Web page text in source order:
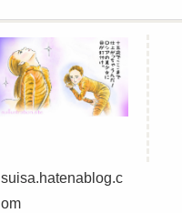
suisa.hatenablog.c
om